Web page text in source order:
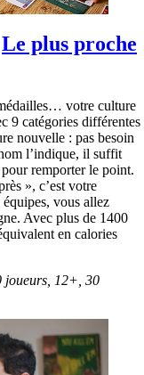
Le plus proche
votre culture
9 catégories différentes
nouvelle : pas besoin
l’indique, il suffit
remporter le point.
», c’est votre
vous allez
Avec plus de 1400
en calories
joueurs, 12+, 30